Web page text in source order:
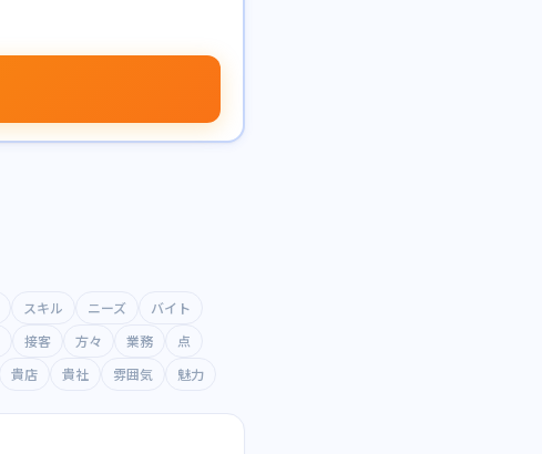
スキル ニーズ
バイト
接客 方々 業務
点
貴店 貴社 雰囲気 魅力